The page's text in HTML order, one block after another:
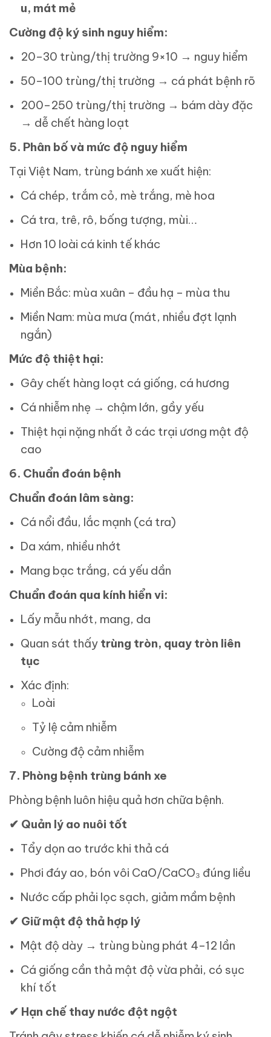
u, mát mẻ
Cường độ ký sinh nguy hiểm:
20–30 trùng/thị trường 9×10 → nguy hiểm
50–100 trùng/thị trường → cá phát bệnh rõ
200–250 trùng/thị trường → bám dày đặc
→ dễ chết hàng loạt
5. Phân bố và mức độ nguy hiểm
Tại Việt Nam, trùng bánh xe xuất hiện:
Cá chép, trắm cỏ, mè trắng, mè hoa
Cá tra, trê, rô, bống tượng, mùi…
Hơn 10 loài cá kinh tế khác
Mùa bệnh:
Miền Bắc: mùa xuân – đầu hạ – mùa thu
Miền Nam: mùa mưa (mát, nhiều đợt lạnh
ngắn)
Mức độ thiệt hại:
Gây chết hàng loạt cá giống, cá hương
Cá nhiễm nhẹ → chậm lớn, gầy yếu
Thiệt hại nặng nhất ở các trại ương mật độ
cao
6. Chuẩn đoán bệnh
Chuẩn đoán lâm sàng:
Cá nổi đầu, lắc mạnh (cá tra)
Da xám, nhiều nhớt
Mang bạc trắng, cá yếu dần
Chuẩn đoán qua kính hiển vi:
Lấy mẫu nhớt, mang, da
Quan sát thấy trùng tròn, quay tròn liên
tục
Xác định:
Loài
Tỷ lệ cảm nhiễm
Cường độ cảm nhiễm
7. Phòng bệnh trùng bánh xe
Phòng bệnh luôn hiệu quả hơn chữa bệnh.
✔ Quản lý ao nuôi tốt
Tẩy dọn ao trước khi thả cá
Phơi đáy ao, bón vôi CaO/CaCO₃ đúng liều
Nước cấp phải lọc sạch, giảm mầm bệnh
✔ Giữ mật độ thả hợp lý
Mật độ dày → trùng bùng phát 4–12 lần
Cá giống cần thả mật độ vừa phải, có sục
khí tốt
✔ Hạn chế thay nước đột ngột